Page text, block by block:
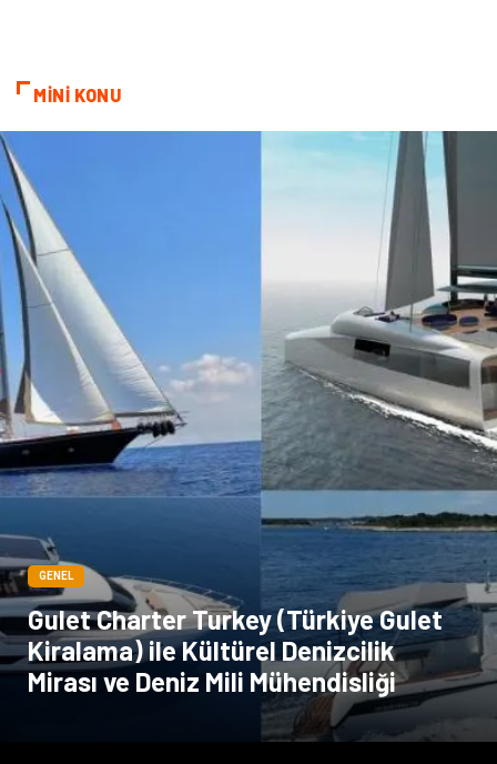
Kültür
Kiralama Servisleri
Basın Yayın
Dernekler ve Birlikler Periyodik Kontrol
Moda İthalat İhracat
Alüminyum Tarım & Hayvancılık
MİNİ KONU
GENEL
Gulet Charter Turkey (Türkiye Gulet
Kiralama) ile Kültürel Denizcilik
Mirası ve Deniz Mili Mühendisliği